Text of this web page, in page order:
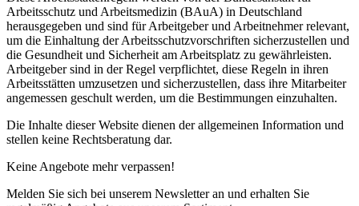
Arbeitsschutz und Arbeitsmedizin (BAuA) in Deutschland
herausgegeben und sind für Arbeitgeber und Arbeitnehmer relevant,
um die Einhaltung der Arbeitsschutzvorschriften sicherzustellen und
die Gesundheit und Sicherheit am Arbeitsplatz zu gewährleisten.
Arbeitgeber sind in der Regel verpflichtet, diese Regeln in ihren
Arbeitsstätten umzusetzen und sicherzustellen, dass ihre Mitarbeiter
angemessen geschult werden, um die Bestimmungen einzuhalten.
Die Inhalte dieser Website dienen der allgemeinen Information und
stellen keine Rechtsberatung dar.
Keine Angebote mehr verpassen!
Melden Sie sich bei unserem Newsletter an und erhalten Sie